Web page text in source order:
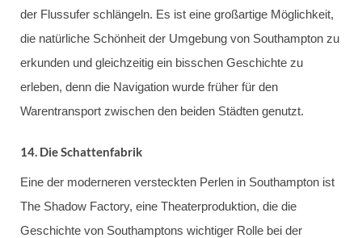
der Flussufer schlängeln. Es ist eine großartige Möglichkeit,
die natürliche Schönheit der Umgebung von Southampton zu
erkunden und gleichzeitig ein bisschen Geschichte zu
erleben, denn die Navigation wurde früher für den
Warentransport zwischen den beiden Städten genutzt.
14. Die Schattenfabrik
Eine der moderneren versteckten Perlen in Southampton ist
The Shadow Factory, eine Theaterproduktion, die die
Geschichte von Southamptons wichtiger Rolle bei der